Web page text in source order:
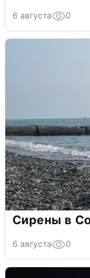
6 августа 0
Сирены в
6 августа 0